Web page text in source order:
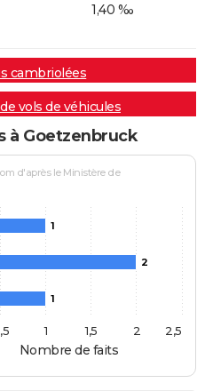
1,40 ‰
cambriolées
vols de véhicules
à Goetzenbruck
Nombre de faits
d'après le Ministère de
1
2
1
1 1,5 2 2,5